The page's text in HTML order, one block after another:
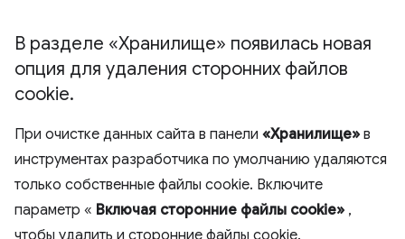
В разделе «Хранилище» появилась новая
опция для удаления сторонних файлов
cookie.
При очистке данных сайта в панели «Хранилище» в
инструментах разработчика по умолчанию удаляются
только собственные файлы cookie. Включите
параметр « Включая сторонние файлы cookie» ,
чтобы удалить и сторонние файлы cookie.